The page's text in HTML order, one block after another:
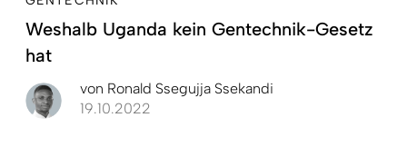
Weshalb Uganda kein Gentechnik-Gesetz
hat
von Ronald Ssegujja Ssekandi
19.10.2022